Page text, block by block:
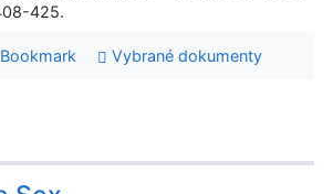
425.
Bookmark Vybrané dokumenty